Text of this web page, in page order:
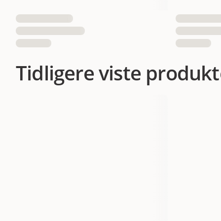
Tidligere viste